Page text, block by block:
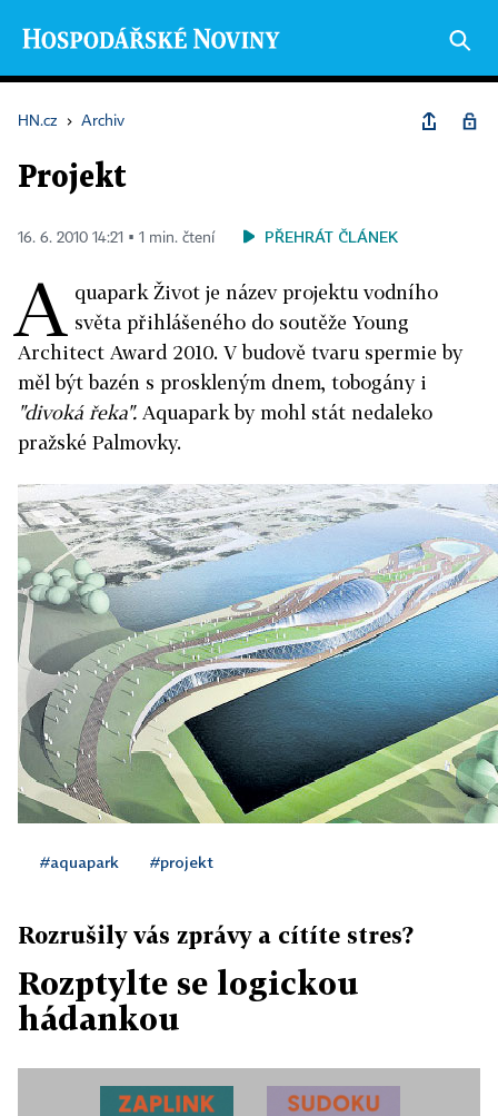
HN.cz › Archiv
Projekt
16. 6. 2010 14:21 ▪ 1 min. čtení PŘEHRÁT ČLÁNEK
A quapark Život je název projektu vodního
světa přihlášeného do soutěže Young
Architect Award 2010. V budově tvaru spermie by
měl být bazén s proskleným dnem, tobogány i
"divoká řeka". Aquapark by mohl stát nedaleko
pražské Palmovky.
#aquapark #projekt
Rozrušily vás zprávy a cítíte stres?
Rozptylte se logickou
hádankou